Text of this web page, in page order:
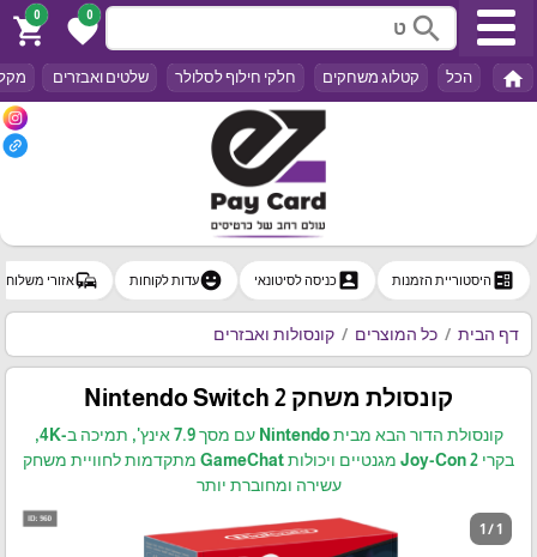
search
0
favorite
0
shopping_cart
home הכל קטלוג משחקים חלקי חילוף לסלולר שלטים ואבזרים
ballot היסטוריית הזמנות account_boxכניסה לסיטונאי emoji_emotionsעדות לקוחות commuteאזורי משלוח
דף הבית כל המוצרים קונסולות ואבזרים
קונסולת משחק Nintendo Switch 2
קונסולת הדור הבא מבית Nintendo עם מסך ‎7.9‎ אינץ', תמיכה ב-4K,
בקרי Joy-Con 2 מגנטיים ויכולות GameChat מתקדמות לחוויית משחק
עשירה ומחוברת יותר
1 / 1